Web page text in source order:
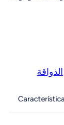
الذواقة